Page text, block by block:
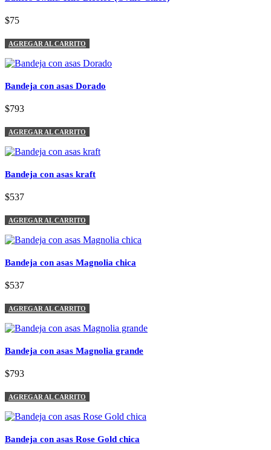
$75
AGREGAR AL CARRITO
Bandeja con asas Dorado
$793
AGREGAR AL CARRITO
Bandeja con asas kraft
$537
AGREGAR AL CARRITO
Bandeja con asas Magnolia chica
$537
AGREGAR AL CARRITO
Bandeja con asas Magnolia grande
$793
AGREGAR AL CARRITO
Bandeja con asas Rose Gold chica